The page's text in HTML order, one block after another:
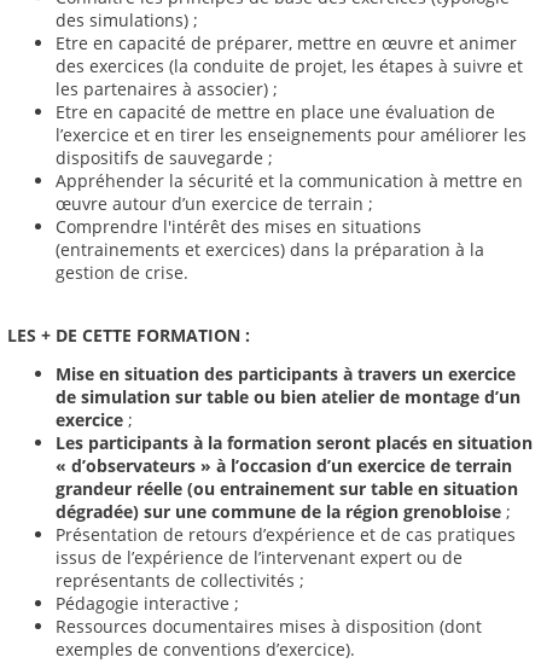
des simulations) ;
Etre en capacité de préparer, mettre en œuvre et animer
des exercices (la conduite de projet, les étapes à suivre et
les partenaires à associer) ;
Etre en capacité de mettre en place une évaluation de
l’exercice et en tirer les enseignements pour améliorer les
dispositifs de sauvegarde ;
Appréhender la sécurité et la communication à mettre en
œuvre autour d’un exercice de terrain ;
Comprendre l'intérêt des mises en situations
(entrainements et exercices) dans la préparation à la
gestion de crise.
LES + DE CETTE FORMATION :
Mise en situation des participants à travers un exercice
de simulation sur table ou bien atelier de montage d’un
exercice ;
Les participants à la formation seront placés en situation
« d’observateurs » à l’occasion d’un exercice de terrain
grandeur réelle (ou entrainement sur table en situation
dégradée) sur une commune de la région grenobloise ;
Présentation de retours d’expérience et de cas pratiques
issus de l’expérience de l’intervenant expert ou de
représentants de collectivités ;
Pédagogie interactive ;
Ressources documentaires mises à disposition (dont
exemples de conventions d’exercice).